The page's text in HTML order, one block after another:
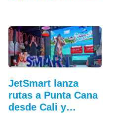
JetSmart lanza
rutas a Punta Cana
desde Cali y